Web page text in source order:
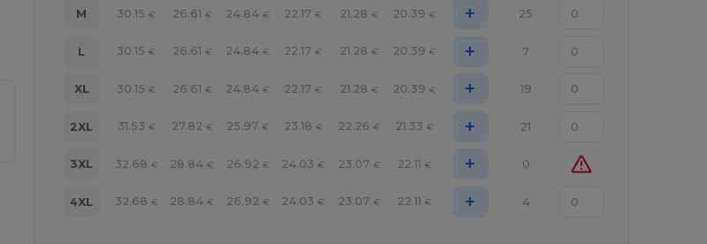
M 30.15 € 26.61 € 24.84 € 22.17 € 21.28 € 20.39 € + 25
L 30.15 € 26.61 € 24.84 € 22.17 € 21.28 € 20.39 € + 7
XL 30.15 € 26.61 € 24.84 € 22.17 € 21.28 € 20.39 € + 19
2XL 31.53 € 27.82 € 25.97 € 23.18 € 22.26 € 21.33 € + 21
3XL 32.68 € 28.84 € 26.92 € 24.03 € 23.07 € 22.11 € + 0
4XL 32.68 € 28.84 € 26.92 € 24.03 € 23.07 € 22.11 € + 4